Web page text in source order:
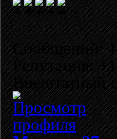
Сообщений:
Репутация:
Внештатный